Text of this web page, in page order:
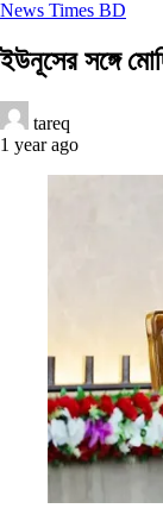
News Times BD
ইউনূসের সঙ্গে
tareq
1 year ago